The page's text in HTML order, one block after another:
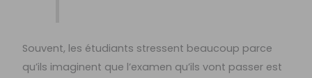
Souvent, les étudiants stressent beaucoup parce
qu’ils imaginent que l’examen qu’ils vont passer est